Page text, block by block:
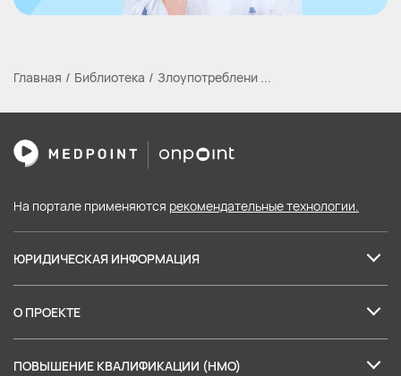
Главная Библиотека Злоупотреблени ...
На портале применяются рекомендательные технологии.
ЮРИДИЧЕСКАЯ ИНФОРМАЦИЯ
Политика в отношении обработки персональных данных
О ПРОЕКТЕ
ПОВЫШЕНИЕ КВАЛИФИКАЦИИ (НМО)